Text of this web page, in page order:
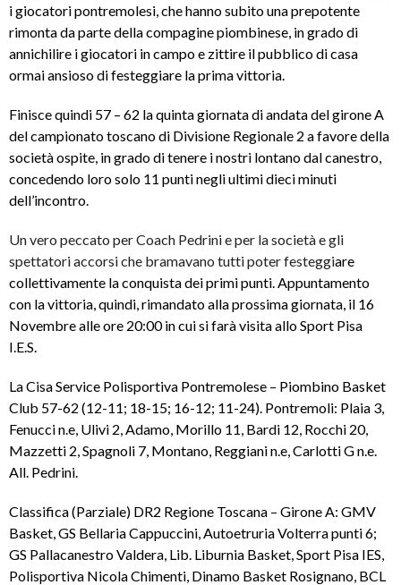
i giocatori pontremolesi, che hanno subito una prepotente
rimonta da parte della compagine piombinese, in grado di
annichilire i giocatori in campo e zittire il pubblico di casa
ormai ansioso di festeggiare la prima vittoria.
Finisce quindi 57 – 62 la quinta giornata di andata del girone A
del campionato toscano di Divisione Regionale 2 a favore della
società ospite, in grado di tenere i nostri lontano dal canestro,
concedendo loro solo 11 punti negli ultimi dieci minuti
dell’incontro.
Un vero peccato per Coach Pedrini e per la società e gli
spettatori accorsi che bramavano tutti poter festeggiare
collettivamente la conquista dei primi punti. Appuntamento
con la vittoria, quindi, rimandato alla prossima giornata, il 16
Novembre alle ore 20:00 in cui si farà visita allo Sport Pisa
I.E.S.
La Cisa Service Polisportiva Pontremolese – Piombino Basket
Club 57-62 (12-11; 18-15; 16-12; 11-24). Pontremoli: Plaia 3,
Fenucci n.e, Ulivi 2, Adamo, Morillo 11, Bardi 12, Rocchi 20,
Mazzetti 2, Spagnoli 7, Montano, Reggiani n.e, Carlotti G n.e.
All. Pedrini.
Classifica (Parziale) DR2 Regione Toscana – Girone A: GMV
Basket, GS Bellaria Cappuccini, Autoetruria Volterra punti 6;
GS Pallacanestro Valdera, Lib. Liburnia Basket, Sport Pisa IES,
Polisportiva Nicola Chimenti, Dinamo Basket Rosignano, BCL